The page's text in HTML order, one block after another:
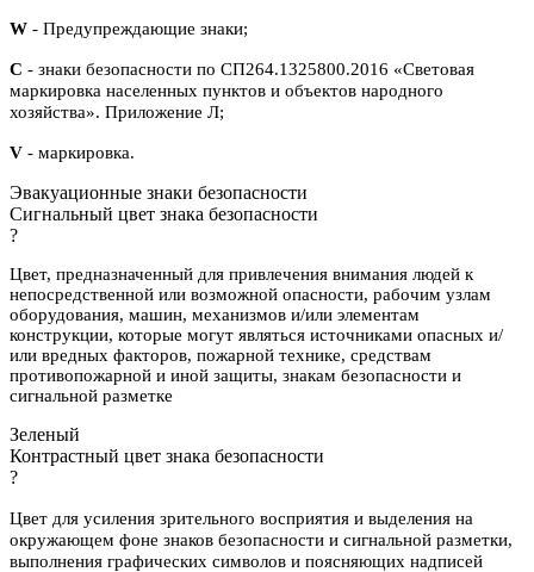
W - Предупреждающие знаки;
С - знаки безопасности по СП264.1325800.2016 «Световая
маркировка населенных пунктов и объектов народного
хозяйства». Приложение Л;
V - маркировка.
Эвакуационные знаки безопасности
Сигнальный цвет знака безопасности
?
Цвет, предназначенный для привлечения внимания людей к
непосредственной или возможной опасности, рабочим узлам
оборудования, машин, механизмов и/или элементам
конструкции, которые могут являться источниками опасных и/
или вредных факторов, пожарной технике, средствам
противопожарной и иной защиты, знакам безопасности и
сигнальной разметке
Зеленый
Контрастный цвет знака безопасности
?
Цвет для усиления зрительного восприятия и выделения на
окружающем фоне знаков безопасности и сигнальной разметки,
выполнения графических символов и поясняющих надписей